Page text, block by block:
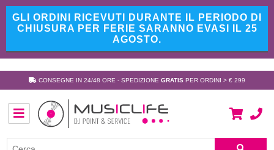
GLI ORDINI RICEVUTI DURANTE IL PERIODO DI
CHIUSURA PER FERIE SARANNO EVASI IL 25
AGOSTO.
CONSEGNE IN 24/48 ORE - SPEDIZIONE GRATIS PER ORDINI > € 299